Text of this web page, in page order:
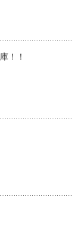
！！